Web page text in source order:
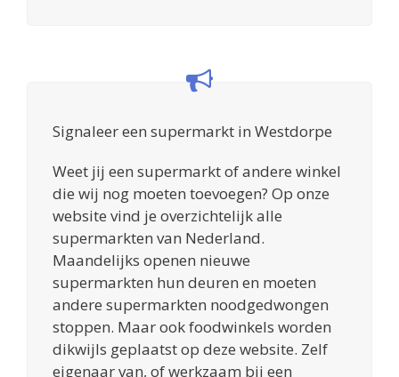
Signaleer een supermarkt in Westdorpe
Weet jij een supermarkt of andere winkel
die wij nog moeten toevoegen? Op onze
website vind je overzichtelijk alle
supermarkten van Nederland.
Maandelijks openen nieuwe
supermarkten hun deuren en moeten
andere supermarkten noodgedwongen
stoppen. Maar ook foodwinkels worden
dikwijls geplaatst op deze website. Zelf
eigenaar van, of werkzaam bij een